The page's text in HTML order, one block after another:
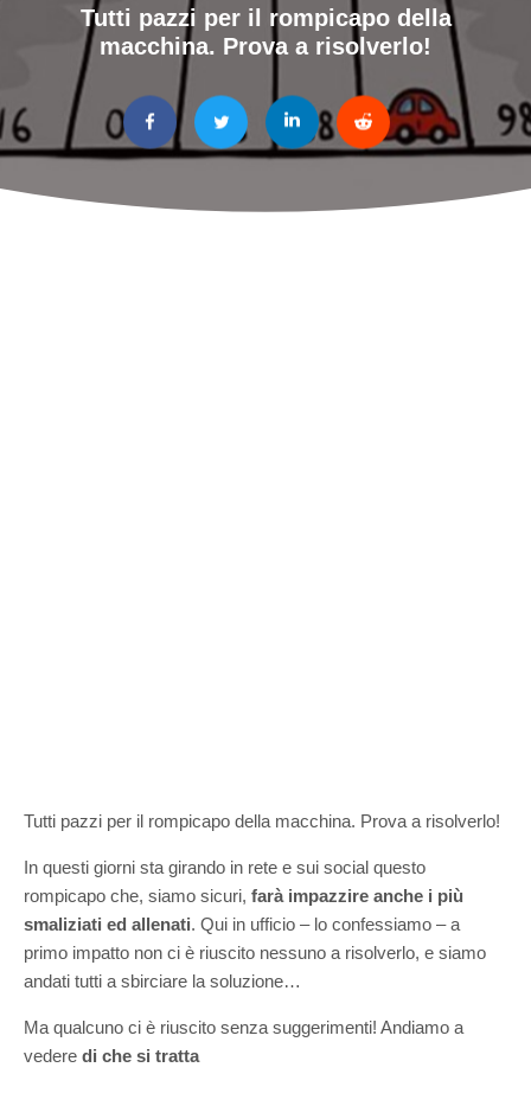
Tutti pazzi per il rompicapo della
macchina. Prova a risolverlo!
Tutti pazzi per il rompicapo della macchina. Prova a risolverlo!
In questi giorni sta girando in rete e sui social questo
rompicapo che, siamo sicuri, farà impazzire anche i più
smaliziati ed allenati. Qui in ufficio – lo confessiamo – a
primo impatto non ci è riuscito nessuno a risolverlo, e siamo
andati tutti a sbirciare la soluzione…
Ma qualcuno ci è riuscito senza suggerimenti! Andiamo a
vedere di che si tratta